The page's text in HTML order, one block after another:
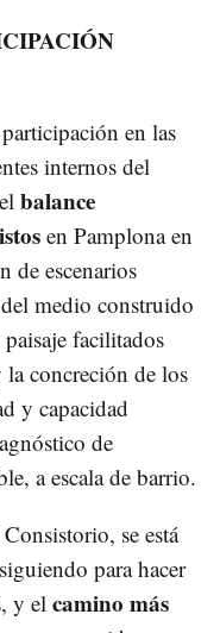
en las
internos del
balance
en Pamplona en
de escenarios
medio construido
facilitados
la concreción de los
y capacidad
de
a escala de barrio.
se está
para hacer
y el camino más